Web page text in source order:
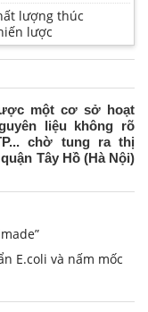
lượng thúc
lược
một cơ sở hoạt
liệu không rõ
chờ tung ra thị
Tây Hồ (Hà Nội)
E.coli và nấm mốc